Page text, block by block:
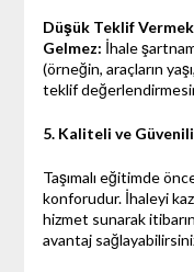
Düşük Teklif
Gelmez: İhale
(örneğin, araçların
teklif
5. Kaliteli ve
Taşımalı eğitimde
konforudur. İhaleyi
hizmet sunarak
avantaj